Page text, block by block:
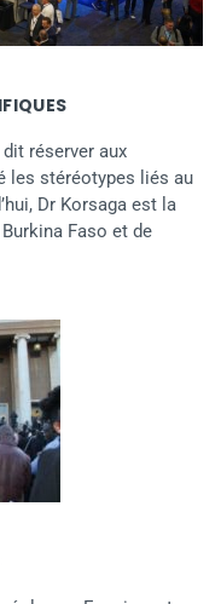
réserver aux
les stéréotypes liés au
Dr Korsaga est la
Faso et de